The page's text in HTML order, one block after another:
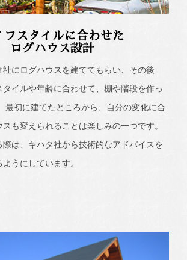
フスタイルに合わせた
ログハウス設計
にログハウスを建ててもらい、その後
タイルや年齢に合わせて、棚や階段を作っ
最初に建てたところから、自分の変化に合
も変えられることは楽しみの一つです。
は、キハタ社から技術的なアドバイスを
うにしています。